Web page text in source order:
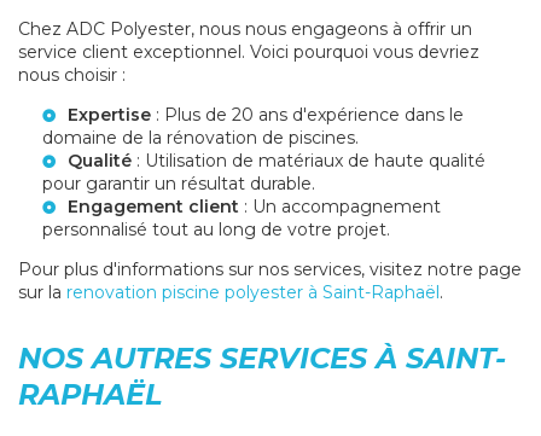
Chez ADC Polyester, nous nous engageons à offrir un
service client exceptionnel. Voici pourquoi vous devriez
nous choisir :
Expertise : Plus de 20 ans d'expérience dans le
domaine de la rénovation de piscines.
Qualité : Utilisation de matériaux de haute qualité
pour garantir un résultat durable.
Engagement client : Un accompagnement
personnalisé tout au long de votre projet.
Pour plus d'informations sur nos services, visitez notre page
sur la renovation piscine polyester à Saint-Raphaël.
NOS AUTRES SERVICES À SAINT-
RAPHAËL